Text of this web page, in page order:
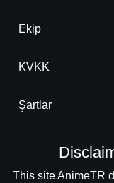
Ekip
KVKK
Şartlar
This site AnimeTR